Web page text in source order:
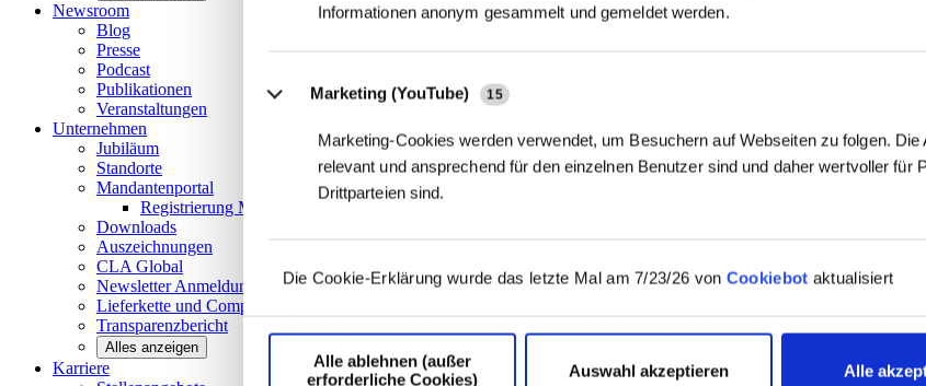
Informationen anonym gesammelt und gemeldet werden.
Marketing (YouTube) 15
Marketing-Cookies werden verwendet, um Besuchern auf Webseiten zu folgen.
relevant und ansprechend für den einzelnen Benutzer sind und daher wertvoller für
Drittparteien sind.
Die Cookie-Erklärung wurde das letzte Mal am 7/23/26 von Cookiebot aktualisiert
Alle ablehnen (außer
erforderliche Cookies)
Auswahl akzeptieren Alle
Newsroom
Blog
Presse
Podcast
Publikationen
Veranstaltungen
Unternehmen
Jubiläum
Standorte
Mandantenportal
Registrierung Mandantenportal
Downloads
Auszeichnungen
CLA Global
NewsletterAnmeldung
Lieferkette und Compliance
Transparenzbericht
Alles anzeigen
Karriere